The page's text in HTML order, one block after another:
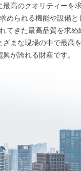
高のクオリティーを
められる機能や設備
てきた最高品質を求め
まな現場の中で最高
が誇れる財産です。